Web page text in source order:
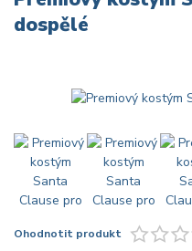
dospělé
Ohodnotit produkt